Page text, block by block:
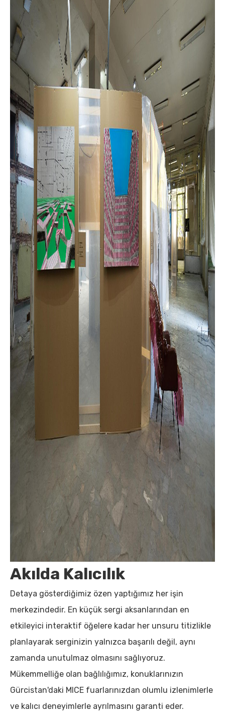
Akılda Kalıcılık
Detaya gösterdiğimiz özen yaptığımız her işin
merkezindedir. En küçük sergi aksanlarından en
etkileyici interaktif öğelere kadar her unsuru titizlikle
planlayarak serginizin yalnızca başarılı değil, aynı
zamanda unutulmaz olmasını sağlıyoruz.
Mükemmelliğe olan bağlılığımız, konuklarınızın
Gürcistan'daki MICE fuarlarınızdan olumlu izlenimlerle
ve kalıcı deneyimlerle ayrılmasını garanti eder.